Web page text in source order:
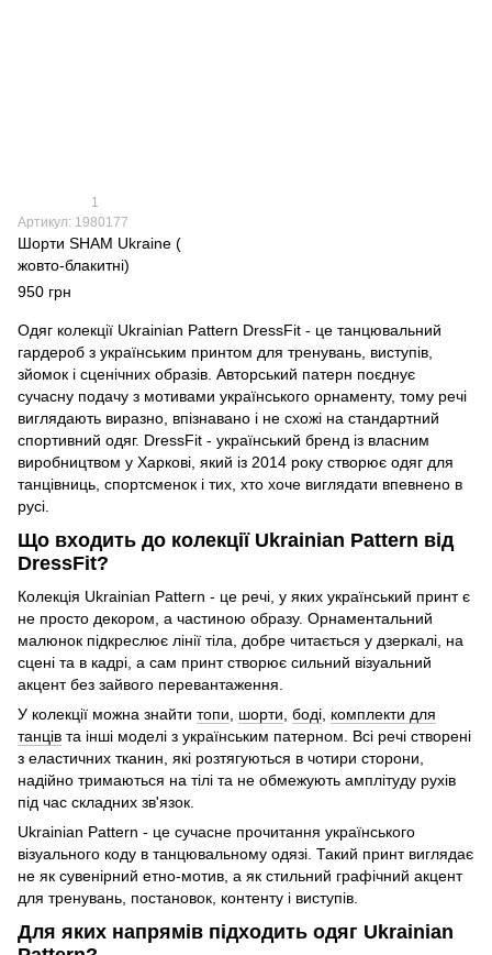
1
Артикул: 1980177
Шорти SHAM Ukraine (
жовто-блакитні)
950 грн
Одяг колекції Ukrainian Pattern DressFit - це танцювальний
гардероб з українським принтом для тренувань, виступів,
зйомок і сценічних образів. Авторський патерн поєднує
сучасну подачу з мотивами українського орнаменту, тому речі
виглядають виразно, впізнавано і не схожі на стандартний
спортивний одяг. DressFit - український бренд із власним
виробництвом у Харкові, який із 2014 року створює одяг для
танцівниць, спортсменок і тих, хто хоче виглядати впевнено в
русі.
Що входить до колекції Ukrainian Pattern від
DressFit?
Колекція Ukrainian Pattern - це речі, у яких український принт є
не просто декором, а частиною образу. Орнаментальний
малюнок підкреслює лінії тіла, добре читається у дзеркалі, на
сцені та в кадрі, а сам принт створює сильний візуальний
акцент без зайвого перевантаження.
У колекції можна знайти топи шорти боді комплекти для
танців та інші моделі з українським патерном. Всі речі створені
з еластичних тканин, які розтягуються в чотири сторони,
надійно тримаються на тілі та не обмежують амплітуду рухів
під час складних зв'язок.
Ukrainian Pattern - це сучасне прочитання українського
візуального коду в танцювальному одязі. Такий принт виглядає
не як сувенірний етно-мотив, а як стильний графічний акцент
для тренувань, постановок, контенту і виступів.
Для яких напрямів підходить одяг Ukrainian